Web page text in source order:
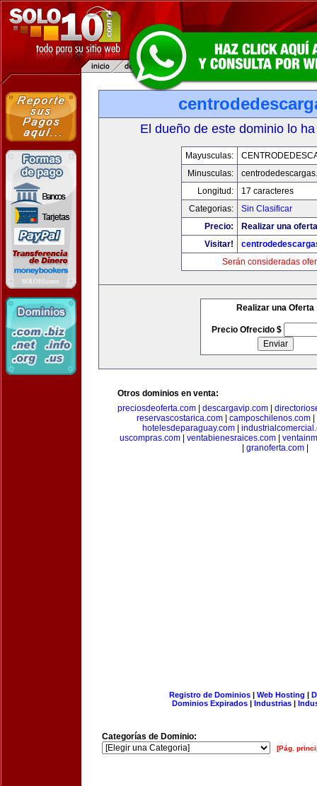
El dueño de este dominio lo
Mayusculas:
Minusculas:
Longitud:
17 caracteres
Categorias:
Sin Clasificar
Precio:
Realizar una
Visitar!
Serán consideradas
Realizar una Oferta
Precio Ofrecido $
Otros dominios en venta:
preciosdeoferta.com
descargavip.com
reservascostarica.com
camposchilenos.com
hotelesdeparaguay.com|
uscompras.com| ventabienesraices.com|
granoferta.com
Registro de Dominios| Web Hosting |
Dominios Expirados | Industrias |
Categorías de Dominio:
[Pág.